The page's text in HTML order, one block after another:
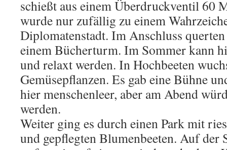
schießt aus einem Überdruckventil 60
wurde nur zufällig zu einem
Diplomatenstadt. Im Anschluss
einem Bücherturm. Im Sommer kann
und relaxt werden. In Hochbeeten
Gemüsepflanzen. Es gab eine Bühne
hier menschenleer, aber am Abend
werden.
Weiter ging es durch einen Park mit
und gepflegten Blumenbeeten. Auf der